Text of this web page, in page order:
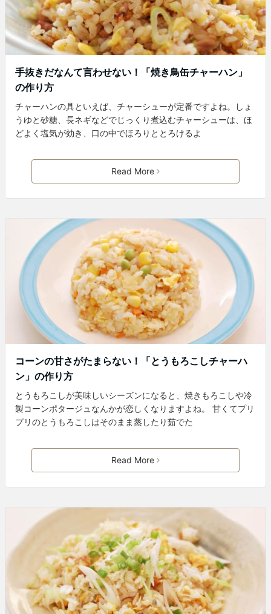
手抜きだなんて言わせない！「焼き鳥缶チャーハン」
の作り方
チャーハンの具といえば、チャーシューが定番ですよね。しょ
うゆと砂糖、長ネギなどでじっくり煮込むチャーシューは、ほ
どよく塩気が効き、口の中でほろりととろけるよ
Read More
コーンの甘さがたまらない！「とうもろこしチャーハ
ン」の作り方
とうもろこしが美味しいシーズンになると、焼きもろこしや冷
製コーンポタージュなんかが恋しくなりますよね。 甘くてプリ
プリのとうもろこしはそのまま蒸したり茹でた
Read More